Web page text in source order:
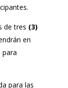
de tres (3)
en
para
para las